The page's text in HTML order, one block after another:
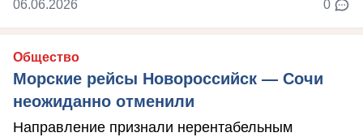
06.06.2026 0
Общество
Морские рейсы Новороссийск — Сочи
неожиданно отменили
Направление признали нерентабельным